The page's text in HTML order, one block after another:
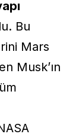
Bu
Mars
Musk’ın